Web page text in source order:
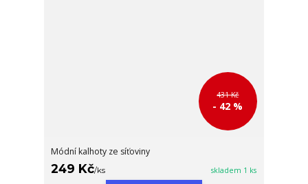
431 Kč
- 42 %
Módní kalhoty ze síťoviny
249 Kč/ks skladem 1 ks